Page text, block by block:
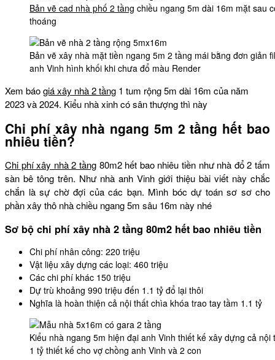
Bản vẽ cad nhà phố 2 tầng chiều ngang 5m dài 16m mặt sau
thoáng
Bản vẽ xây nhà mặt tiền ngang 5m 2 tầng mái bằng đơn giản
anh Vinh hình khối khi chưa đổ màu Render
Xem báogiá xây nhà 2 tầng 1 tum rộng 5m dài 16m của năm
2023 và 2024. Kiểu nhà xinh có sân thượng thì này
Chi phí xây nhà ngang 5m 2 tầng hết bao
nhiêu tiền?
Chi phí xây nhà 2 tầng 80m2 hết bao nhiêu tiền như nhà đổ 2 tấm
sàn bê tông trên. Như nhà anh Vinh giới thiệu bài viết này chắc
chắn là sự chờ đợi của các bạn. Mình bóc dự toán sơ sơ cho
phần xây thô nhà chiều ngang 5m sâu 16m này nhé
Sơ bộ chi phí xây nhà 2 tầng 80m2 hết bao nhiêu tiền
Chi phí nhân công: 220 triệu
Vật liệu xây dựng các loại: 460 triệu
Các chi phí khác 150 triệu
Dự trù khoảng 990 triệu đến 1.1 tỷ đổ lại thôi
Nghĩa là hoàn thiện cả nội thất chìa khóa trao tay tầm 1.1 tỷ
Kiểu nhà ngang 5m hiện đại anh Vinh thiết kế xây dựng cả
1 tỷ thiết kế cho vợ chồng anh Vinh và 2 con